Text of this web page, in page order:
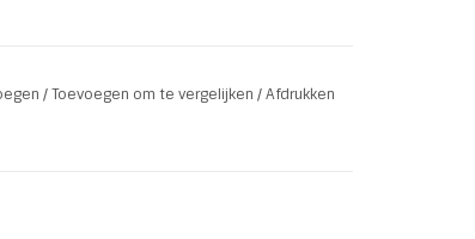
/Toevoegen om te vergelijken /Afdrukken